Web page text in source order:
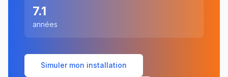
7.1
années
Simuler mon installation